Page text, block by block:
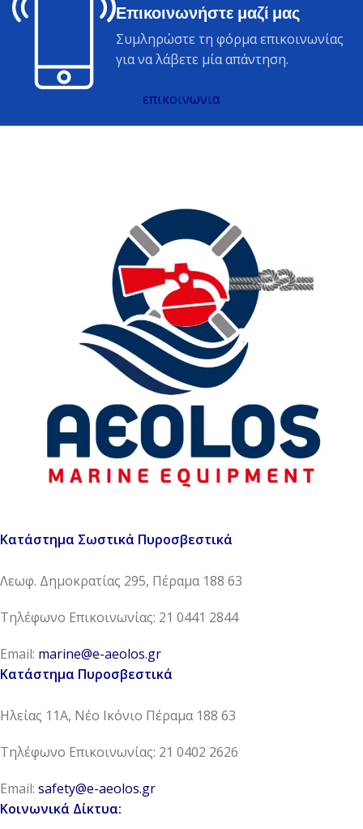
Επικοινωνήστε μαζί μας
Συμληρώστε τη φόρμα επικοινωνίας
για να λάβετε μία απάντηση.
επικοινωνια
Κατάστημα Σωστικά Πυροσβεστικά
Λεωφ. Δημοκρατίας 295, Πέραμα 188 63
Τηλέφωνο Επικοινωνίας: 21 0441 2844
Email: marine@e-aeolos.gr
Κατάστημα Πυροσβεστικά
Ηλείας 11Α, Νέο Ικόνιο Πέραμα 188 63
Τηλέφωνο Επικοινωνίας: 21 0402 2626
Email: safety@e-aeolos.gr
Κοινωνικά Δίκτυα: